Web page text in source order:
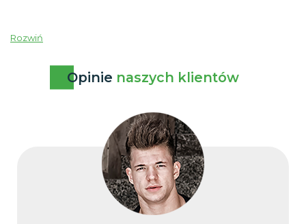
Rozwiń
Opinie naszych klientów